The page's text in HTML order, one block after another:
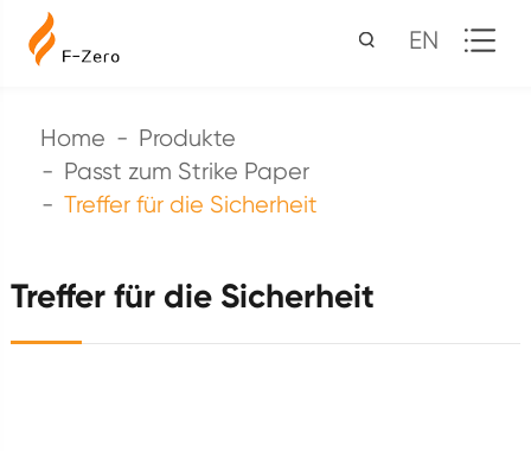
EN
Home
Produkte
Passt zum Strike Paper
Treffer für die Sicherheit
Treffer für die Sicherheit